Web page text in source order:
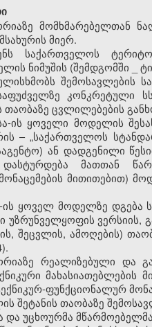
მომხმარებელთან
მიერ.
საქართველოს
ნიმუშის (შემდგომში
შემოსავლების
კონკრეტული
თაობაზე ცვლილებების
ის ყოველი მოდელის
– „საქართველოს
ან დადგენილი
დასტურდება მათთან
მითითებით)
ყოველ მოდელზე დგება
უზრუნველყოფის ვერსიის,
შეცვლის, ამოღების)
რეალიზებული და
მახასიათებლების
ფუნქციონალურ
შეტანის თაობაზე
და უცხოურმა